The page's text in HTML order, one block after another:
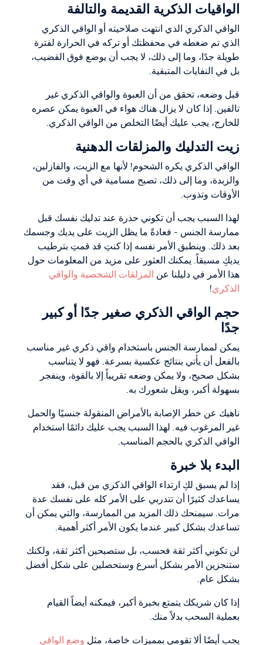
الواقيات الذكرية القديمة والتالفة
الواقي الذكري الذي انتهت صلاحيته أو الواقي الذكري
الذي تم ضغطه في محفظتك أو تركه في الحرارة لفترة
طويلة جدًا، وما إلى ذلك، لا يجب أن يوضع فوق القضيب،
بل في النفايات المتبقية.
قبل وضعه، تحقق من أن العبوة والواقي الذكري غير
تالفين. إذا كان لا يزال هناك هواء في العبوة يمكن عصره
للخارج، يجب عليك أيضًا التخلص من الواقي الذكري.
زيت التدليك والمزلقات الدهنية
الواقي الذكري يكره الشحوم! لأنها مع الزيت، والفازلين،
والزبدة، وما إلى ذلك، تصبح مسامية في أي وقت من
الأوقات وتذوب.
لهذا السبب يجب أن تكوني حذرة عند تدليك نفسك قبل
ممارسة الجنس - فعادةً ما يظل الزيت على يديك وجسمك
بعد ذلك. وينطبق الأمر نفسه إذا كنتِ قد قمتِ بترطيب
يديكِ مسبقاً. يمكنك العثور على مزيد من المعلومات حول
هذا الأمر في دليلنا عن المزلقات الشخصية والواقي
الذكري!
حجم الواقي الذكري صغير جدًا أو كبير
جدًا
يمكن لممارسة الجنس باستخدام واقي ذكري غير مناسب
بالفعل أن يأتي بنتائج عكسية بسرعة. فهو لا يتناسب
بشكل صحيح، ولا يمكن وضعه تقريباً إلا بالقوة، وينفجر
بسهولة أكبر، ويقل شعورك به.
ناهيك عن خطر الإصابة بالأمراض المنقولة جنسيًا والحمل
غير المرغوب فيه. لهذا السبب يجب عليك دائمًا استخدام
الواقي الذكري بالحجم المناسب.
البدء بلا خبرة
إذا لم يسبق لكِ ارتداء الواقي الذكري من قبل، فقد
يساعدك كثيرًا أن تتدربي على الأمر كله على نفسك عدة
مرات. سيمنحك ذلك المزيد من الممارسة، والتي يمكن أن
تساعدك بشكل كبير عندما يكون الأمر أكثر أهمية.
لن تكوني أكثر ثقة فحسب، بل ستصبحين أكثر ثقة، ولكنك
ستنجزين الأمر بشكل أسرع وستحصلين على شكل أفضل
بشكل عام.
إذا كان شريكك يتمتع بخبرة أكبر، فيمكنه أيضاً القيام
بعملية السحب بدلاً منك.
يجب أيضًا ألا تقومي بمميزات خاصة، مثل وضع الواقي